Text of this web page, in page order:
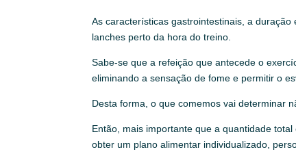
As características gastrointestinais, a
lanches perto da hora do treino.
Sabe-se que a refeição que antecede o
eliminando a sensação de fome e permitir o
Desta forma, o que comemos vai determinar
Então, mais importante que a quantidade
obter um plano alimentar individualizado,